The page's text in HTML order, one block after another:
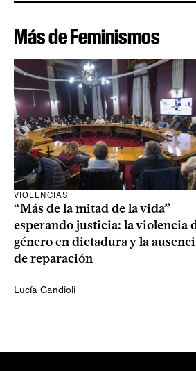
Más de Feminismos
VIOLENCIAS
“Más de la mitad de la vida”
esperando justicia: la violencia
género en dictadura y la
de reparación
Lucía Gandioli